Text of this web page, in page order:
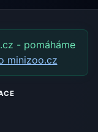
- pomáháme
minizoo.cz